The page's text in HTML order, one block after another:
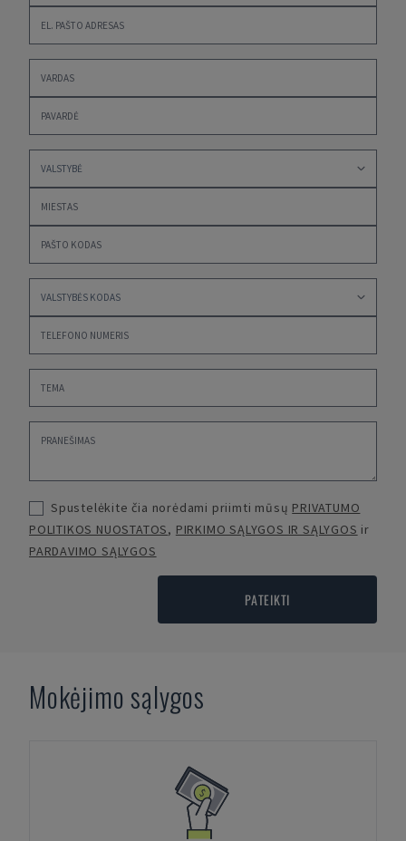
Spustelėkite čia norėdami priimti mūsų PRIVATUMO
POLITIKOS NUOSTATOS, PIRKIMO SĄLYGOS IR SĄLYGOS ir
PARDAVIMO SĄLYGOS
PATEIKTI
Mokėjimo sąlygos